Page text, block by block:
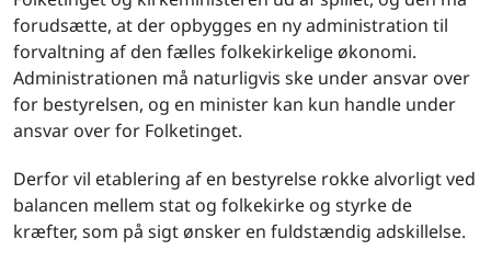
forudsætte, at der opbygges en ny administration til
forvaltning af den fælles folkekirkelige økonomi.
Administrationen må naturligvis ske under ansvar over
for bestyrelsen, og en minister kan kun handle under
ansvar over for Folketinget.
Derfor vil etablering af en bestyrelse rokke alvorligt ved
balancen mellem stat og folkekirke og styrke de
kræfter, som på sigt ønsker en fuldstændig adskillelse.